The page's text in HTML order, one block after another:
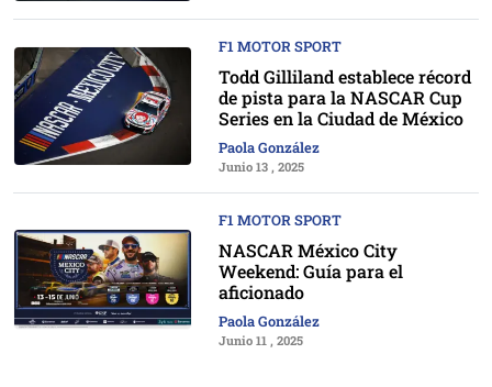
F1 MOTOR SPORT
Todd Gilliland establece récord
de pista para la NASCAR Cup
Series en la Ciudad de México
Paola González
Junio 13 , 2025
F1 MOTOR SPORT
NASCAR México City
Weekend: Guía para el
aficionado
Paola González
Junio 11 , 2025